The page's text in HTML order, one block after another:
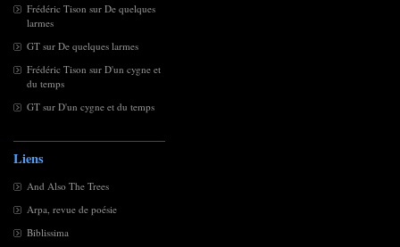
Frédéric Tison sur De quelques
larmes
GT sur De quelques larmes
Frédéric Tison sur D'un cygne et
du temps
GT sur D'un cygne et du temps
Liens
And Also The Trees
Arpa, revue de poésie
Biblissima